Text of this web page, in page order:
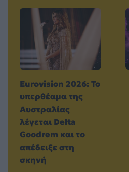
Eurovision 2026: Το
υπερθέαμα της
Αυστραλίας
λέγεται Delta
Goodrem και το
απέδειξε στη
σκηνή